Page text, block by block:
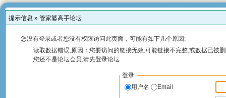
提示信息 » 管家婆高手论坛
您没有登录或者您没有权限访问此页面，可能有如下几个原因:
读取数据错误,原因：您要访问的链接无效,可能链接不完整,或数据已被
您还不是论坛会员,请先登录论坛
登录
用户名
Email